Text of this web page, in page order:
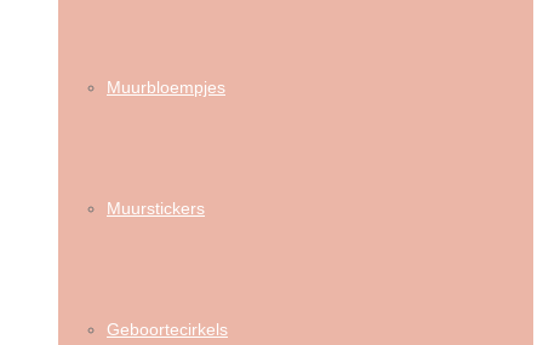
Muurbloempjes
Muurstickers
Geboortecirkels